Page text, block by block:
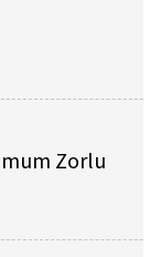
Zorlu